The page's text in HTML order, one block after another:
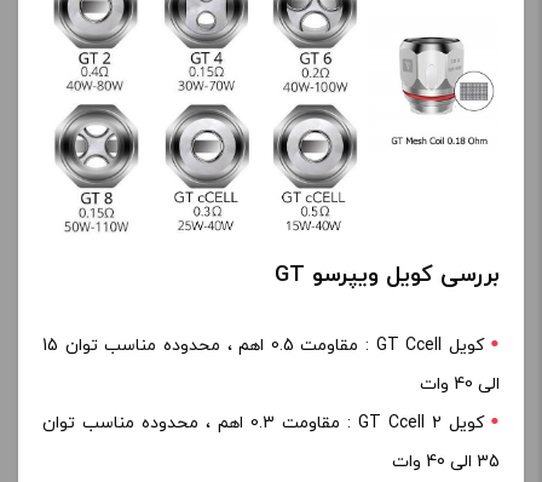
بررسی کویل ویپرسو GT
کویل GT Ccell : مقاومت 0.5 اهم ، محدوده مناسب توان 15
الی 40 وات
کویل GT Ccell 2 : مقاومت 0.3 اهم ، محدوده مناسب توان
35 الی 40 وات